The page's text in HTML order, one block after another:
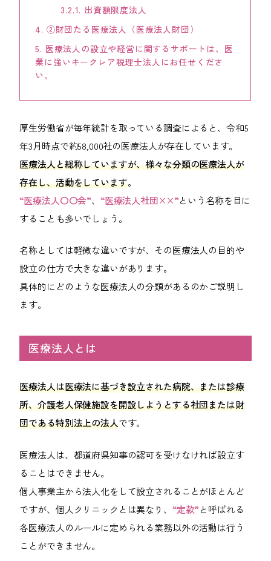
コラム
TAX LAW TOPICS
税法トピックス
COMPANY
会社案内
アクセス
東京オフィス
大阪オフィス
採用情報
各種お問い合わせ
受付時間：8:30-17:30 / 定休日：土・日・祝日
092-406-6736
メールでのお問い合わせ
3.2.1. 出資額限度法人
4. ②財団たる医療法人（医療法人財団）
5. 医療法人の設立や経営に関するサポートは、医
業に強いキークレア税理士法人にお任せくださ
い。
厚生労働省が毎年統計を取っている調査によると、令和5
年3月時点で約58,000社の医療法人が存在しています。
医療法人と総称していますが、様々な分類の医療法人が
存在し、活動をしています。
“医療法人〇〇会”、 “医療法人社団××”という名称を目に
することも多いでしょう。
名称としては軽微な違いですが、その医療法人の目的や
設立の仕方で大きな違いがあります。
具体的にどのような医療法人の分類があるのかご説明し
ます。
医療法人とは
医療法人は医療法に基づき設立された病院、または診療
所、介護老人保健施設を開設しようとする社団または財
団である特別法上の法人です。
医療法人は、都道府県知事の認可を受けなければ設立す
ることはできません。
個人事業主から法人化をして設立されることがほとんど
ですが、個人クリニックとは異なり、 “定款”と呼ばれる
各医療法人のルールに定められる業務以外の活動は行う
ことができません。